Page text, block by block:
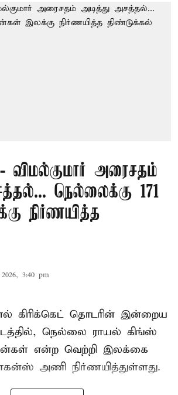
விமல்குமார் அரைசதம்
நெல்லைக்கு 171
நிர்ணயித்த
3:40 pm
கிரிக்கெட் தொடரின் இன்றைய
நெல்லை ராயல் கிங்ஸ்
என்ற வெற்றி இலக்கை
அணி நிர்ணயித்துள்ளது.